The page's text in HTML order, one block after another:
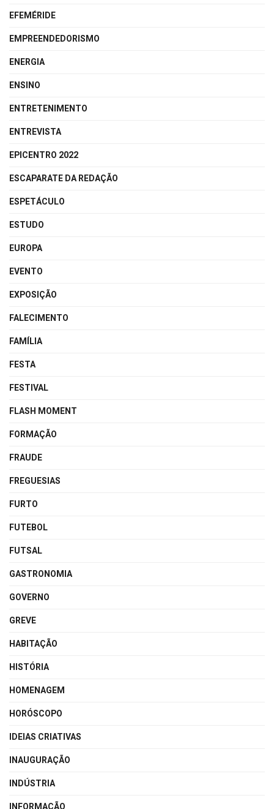
EFEMÉRIDE
EMPREENDEDORISMO
ENERGIA
ENSINO
ENTRETENIMENTO
ENTREVISTA
EPICENTRO 2022
ESCAPARATE DA REDAÇÃO
ESPETÁCULO
ESTUDO
EUROPA
EVENTO
EXPOSIÇÃO
FALECIMENTO
FAMÍLIA
FESTA
FESTIVAL
FLASH MOMENT
FORMAÇÃO
FRAUDE
FREGUESIAS
FURTO
FUTEBOL
FUTSAL
GASTRONOMIA
GOVERNO
GREVE
HABITAÇÃO
HISTÓRIA
HOMENAGEM
HORÓSCOPO
IDEIAS CRIATIVAS
INAUGURAÇÃO
INDÚSTRIA